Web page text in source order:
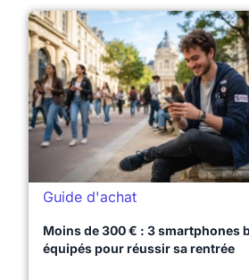
Guide d'achat
Moins de 300 € : 3 smartphones
équipés pour réussir sa rentrée